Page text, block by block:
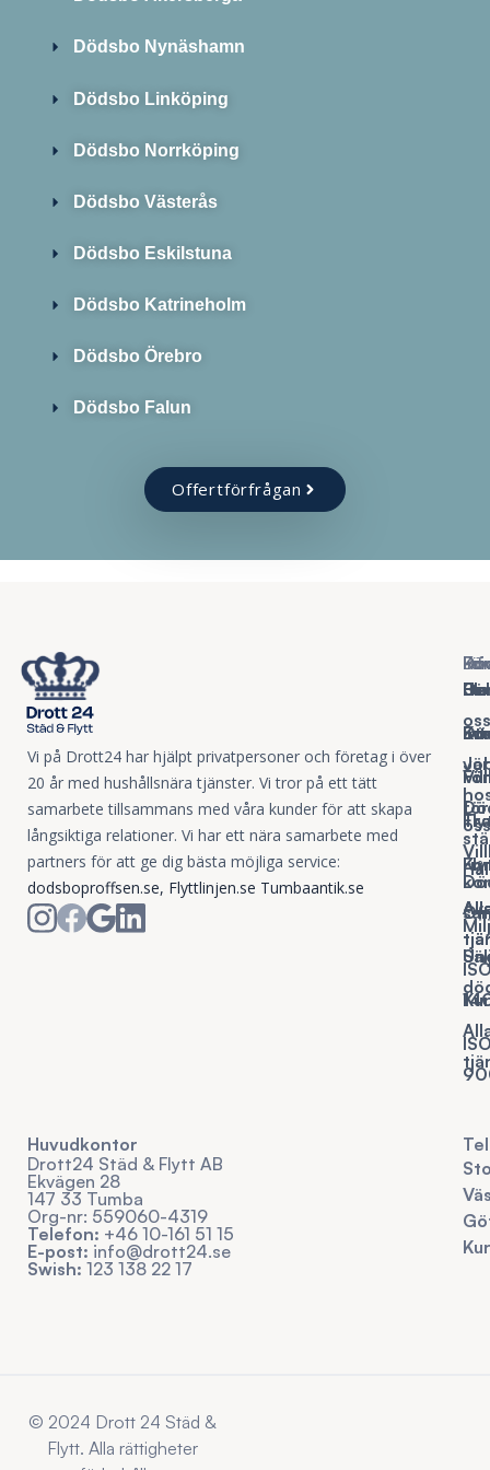
Dödsbo Nynäshamn
Dödsbo Linköping
Dödsbo Norrköping
Dödsbo Västerås
Dödsbo Eskilstuna
Dödsbo Katrineholm
Dödsbo Örebro
Dödsbo Falun
Offertförfrågan
Vi på Drott24 har hjälpt privatpersoner och företag i över
20 år med hushållsnära tjänster. Vi tror på ett tätt
samarbete tillsammans med våra kunder för att skapa
långsiktiga relationer. Vi har ett nära samarbete med
partners för att ge dig bästa möjliga service:
dodsboproffsen.se, Flyttlinjen.se Tumbaantik.se
oss
oss
Huvudkontor
Drott24 Städ & Flytt AB
Ekvägen 28
147 33 Tumba
Org-nr: 559060-4319
Telefon: +46 10-161 51 15
E-post: info@drott24.se
Swish: 123 138 22 17
© 2024 Drott 24 Städ &
Flytt. Alla rättigheter